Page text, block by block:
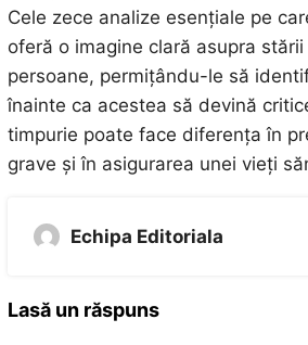
Cele zece analize esențiale pe
oferă o imagine clară asupra
persoane, permițându-le să
înainte ca acestea să devină
timpurie poate face diferența în
grave și în asigurarea unei vieți
Echipa Editoriala
Lasă un răspuns